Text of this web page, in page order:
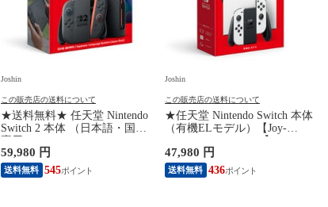
Joshin
この販売店の送料について
★送料無料★ 任天堂 Nintendo
Switch 2 本体 （日本語・国内
NSW2ホンタイ 【返品種別B】
59,980 円
送料無料 545
Joshin
この販売店の送料について
★任天堂 Nintendo Switch 本体
（有機ELモデル）【Joy-
KAAAA NSWホンタイホワイ
ト ユウキELモデル 【返品種
別B】
47,980 円
送料無料 436